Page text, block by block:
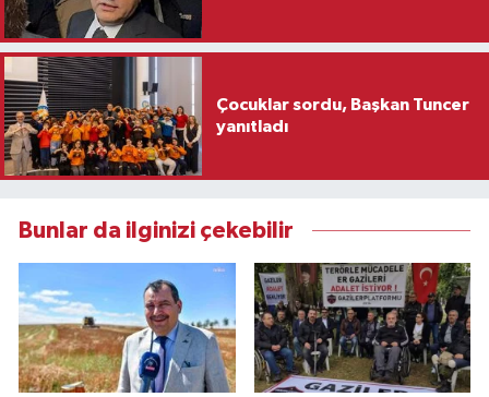
Çocuklar sordu, Başkan Tuncer
yanıtladı
Bunlar da ilginizi çekebilir